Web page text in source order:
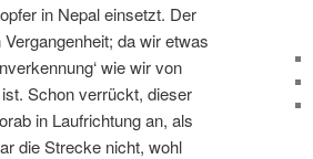
in Nepal einsetzt. Der
da wir etwas
wie wir von
Schon verrückt, dieser
in Laufrichtung an, als
die Strecke nicht, wohl